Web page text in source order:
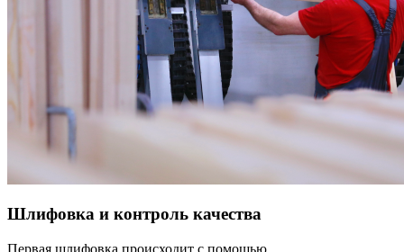
Шлифовка и контроль качества
Первая шлифовка происходит с помощью